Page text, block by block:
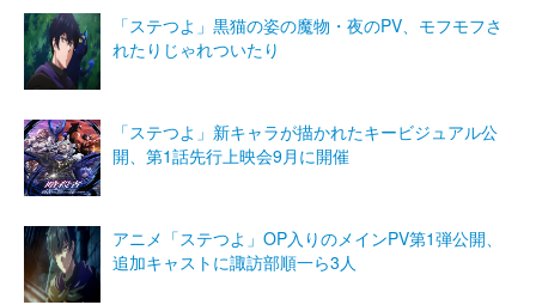
「ステつよ」黒猫の姿の魔物・夜のPV、モフモフさ
れたりじゃれついたり
「ステつよ」新キャラが描かれたキービジュアル公
開、第1話先行上映会9月に開催
アニメ「ステつよ」OP入りのメインPV第1弾公開、
追加キャストに諏訪部順一ら3人